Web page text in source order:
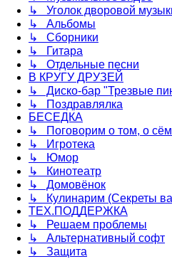
↳ Уголок дворовой
↳ Альбомы
↳ Сборники
↳ Гитара
↳ Отдельные песни
В КРУГУ ДРУЗЕЙ
↳ Диско-бар "Трезвые
↳ Поздравлялка
БЕСЕДКА
↳ Поговорим о том, о
↳ Игротека
↳ Юмор
↳ Кинотеатр
↳ Домовёнок
↳ Кулинарим (Секреты
ТЕХ.ПОДДЕРЖКА
↳ Решаем проблемы
↳ Альтернативный софт
↳ Защита